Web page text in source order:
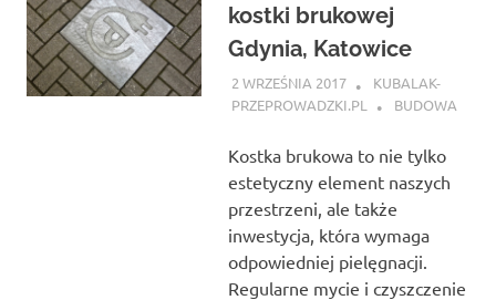
kostki brukowej
Gdynia, Katowice
2 WRZEŚNIA 2017
KUBALAK-
PRZEPROWADZKI.PL
BUDOWA
Kostka brukowa to nie tylko
estetyczny element naszych
przestrzeni, ale także
inwestycja, która wymaga
odpowiedniej pielęgnacji.
Regularne mycie i czyszczenie